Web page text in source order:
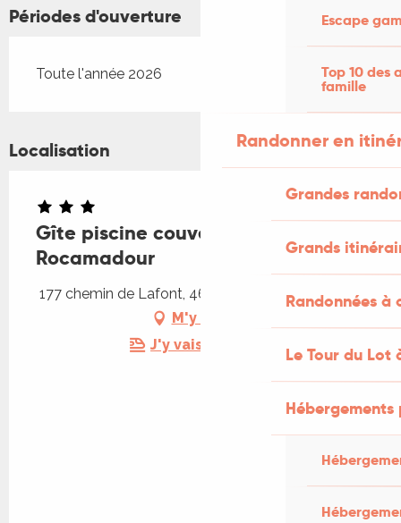
Escape
Top 10 des
famille
Randonner en
Grandes
Grands
Randonnées
Le Tour du Lot
Périodes d'ouverture
Toute l'année 2026
Localisation
Gîte piscine couverte chauffée
Rocamadour
177 chemin de Lafont, 46500 Mayrinhac-Lentour
M'y rendre
J'y vais en train !